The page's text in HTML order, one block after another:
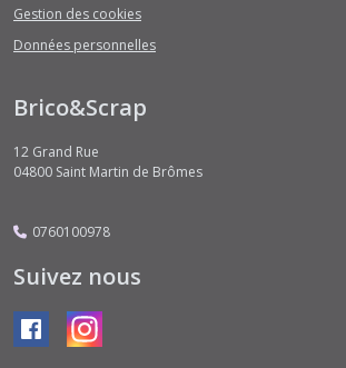
Eastern
Elegance
of
Enchanted
(4)
Gestion des cookies
Données personnelles
Brico&Scrap
12 Grand Rue
04800 Saint Martin de Brômes
0760100978
Suivez nous